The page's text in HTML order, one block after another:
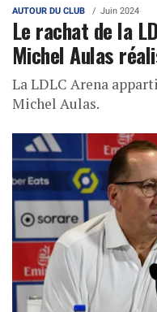
AUTOUR DU CLUB Juin 2024
Le rachat de la
Michel Aulas
La LDLC Arena
Michel Aulas.